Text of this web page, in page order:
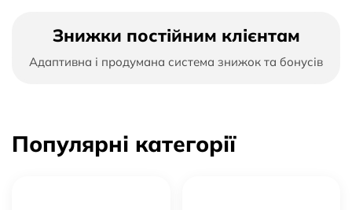
Знижки постійним клієнтам
Адаптивна і продумана система знижок та бонусів
Популярні категорії